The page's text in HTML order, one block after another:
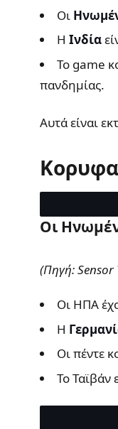
Οι
Η Ινδία
Το game
πανδημίας.
Αυτά είναι
Οι
(Πηγή: Sensor
Οι ΗΠΑ
Η
Οι πέντε
Το Ταϊβάν